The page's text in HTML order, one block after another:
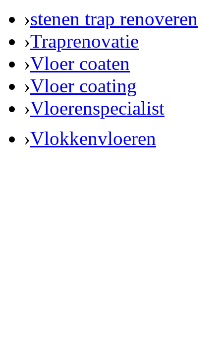
›stenen trap renoveren
›Traprenovatie
›Vloer coaten
›Vloer coating
›Vloerenspecialist
›Vlokkenvloeren